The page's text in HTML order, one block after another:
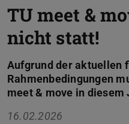
TU meet &
nicht statt!
Aufgrund der aktuellen
Rahmenbedingungen
meet & move in
16.02.2026